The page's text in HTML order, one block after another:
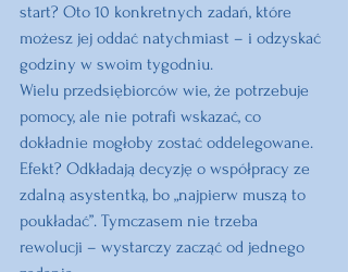
start? Oto 10 konkretnych zadań, które
możesz jej oddać natychmiast – i odzyskać
godziny w swoim tygodniu.
Wielu przedsiębiorców wie, że potrzebuje
pomocy, ale nie potrafi wskazać, co
dokładnie mogłoby zostać oddelegowane.
Efekt? Odkładają decyzję o współpracy ze
zdalną asystentką, bo „najpierw muszą to
poukładać”. Tymczasem nie trzeba
rewolucji – wystarczy zacząć od jednego